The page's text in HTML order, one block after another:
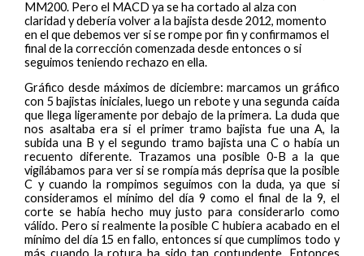
MM200. Pero el MACD ya se ha cortado al alza con
claridad y debería volver a la bajista desde 2012, momento
en el que debemos ver si se rompe por fin y confirmamos el
final de la corrección comenzada desde entonces o si
seguimos teniendo rechazo en ella.
Gráfico desde máximos de diciembre: marcamos un gráfico
con 5 bajistas iniciales, luego un rebote y una segunda caída
que llega ligeramente por debajo de la primera. La duda que
nos asaltaba era si el primer tramo bajista fue una A, la
subida una B y el segundo tramo bajista una C o había un
recuento diferente. Trazamos una posible 0-B a la que
vigilábamos para ver si se rompía más deprisa que la posible
C y cuando la rompimos seguimos con la duda, ya que si
consideramos el mínimo del día 9 como el final de la 9, el
corte se había hecho muy justo para considerarlo como
válido. Pero si realmente la posible C hubiera acabado en el
mínimo del día 15 en fallo, entonces sí que cumplimos todo y